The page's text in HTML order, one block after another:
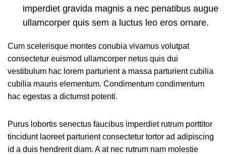
imperdiet gravida magnis a nec penatibus augue
ullamcorper quis sem a luctus leo eros ornare.
Cum scelerisque montes conubia vivamus volutpat
consectetur euismod ullamcorper netus quis dui
vestibulum hac lorem parturient a massa parturient cubilia
cubilia mauris elementum. Condimentum condimentum
hac egestas a dictumst potenti.
Purus lobortis senectus faucibus imperdiet rutrum porttitor
tincidunt laoreet parturient consectetur tortor ad adipiscing
id a duis hendrerit diam. A at nec rutrum nam molestie